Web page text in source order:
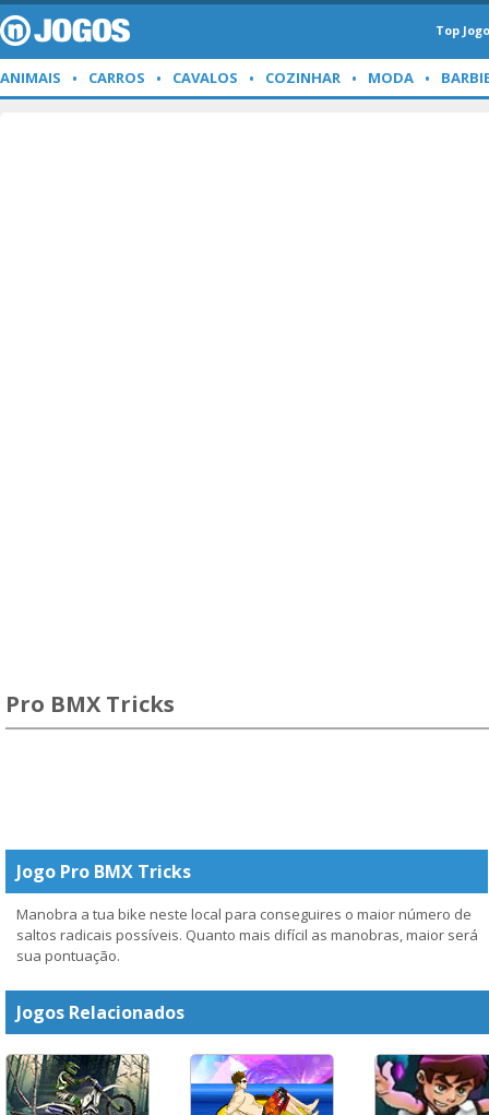
Top
ANIMAIS CARROS CAVALOS COZINHAR MODA
Pro BMX Tricks
Jogo Pro BMX Tricks
Manobra a tua bike neste local para conseguires o maior número de
saltos radicais possíveis. Quanto mais difícil as manobras, maior será
sua pontuação.
Jogos Relacionados